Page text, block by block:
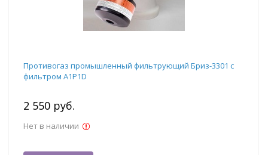
Противогаз промышленный фильтрующий Бриз-3301 с
фильтром А1Р1D
2 550 руб.
Нет в наличии